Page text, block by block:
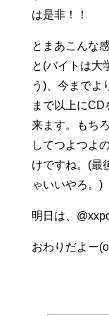
は是非！！
とまあこんな
と(バイトは大
う)、今までよ
まで以上にCD
来ます。もち
してつよつよ
けですね。(最
ゃいいやろ。)
明日は、
おわりだよー